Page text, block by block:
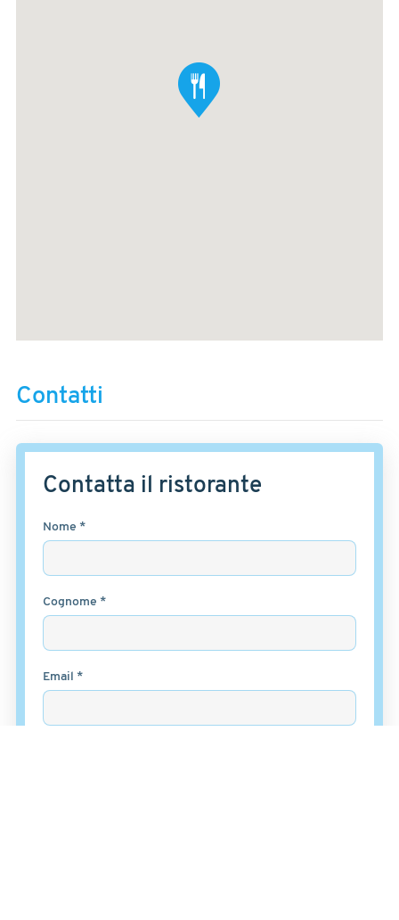
Contatti
Contatta il ristorante
Nome *
Cognome *
Email *